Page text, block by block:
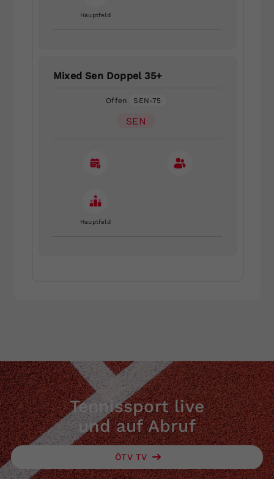
Hauptfeld
Mixed Sen Doppel 35+
Offen SEN-75
SEN
Hauptfeld
Tennissport live
und auf Abruf
ÖTV TV